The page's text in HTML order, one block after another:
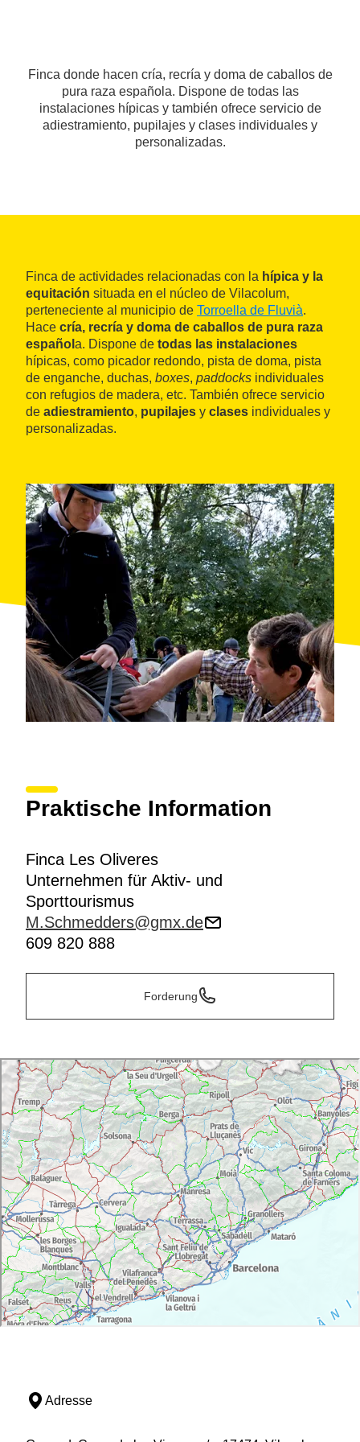
Finca donde hacen cría, recría y doma de caballos de
pura raza española. Dispone de todas las
instalaciones hípicas y también ofrece servicio de
adiestramiento, pupilajes y clases individuales y
personalizadas.
Finca de actividades relacionadas con la hípica y la
equitación situada en el núcleo de Vilacolum,
perteneciente al municipio de Torroella de Fluvià.
Hace cría, recría y doma de caballos de pura raza
español a. Dispone de todas las instalaciones
hípicas, como picador redondo, pista de doma, pista
de enganche, duchas, boxes, paddocks individuales
con refugios de madera, etc. También ofrece servicio
de adiestramiento, pupilajes y clases individuales y
personalizadas.
Praktische Information
Finca Les Oliveres
Unternehmen für Aktiv- und
Sporttourismus
M.Schmedders@gmx.de
609 820 888
Forderung
Adresse